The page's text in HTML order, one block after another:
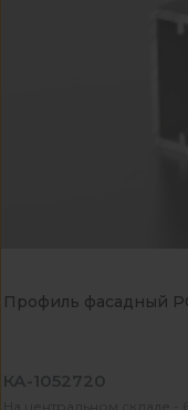
Профиль фасадный
КА-1052720
На центральном складе -